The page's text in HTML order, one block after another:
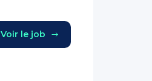
Voir le job